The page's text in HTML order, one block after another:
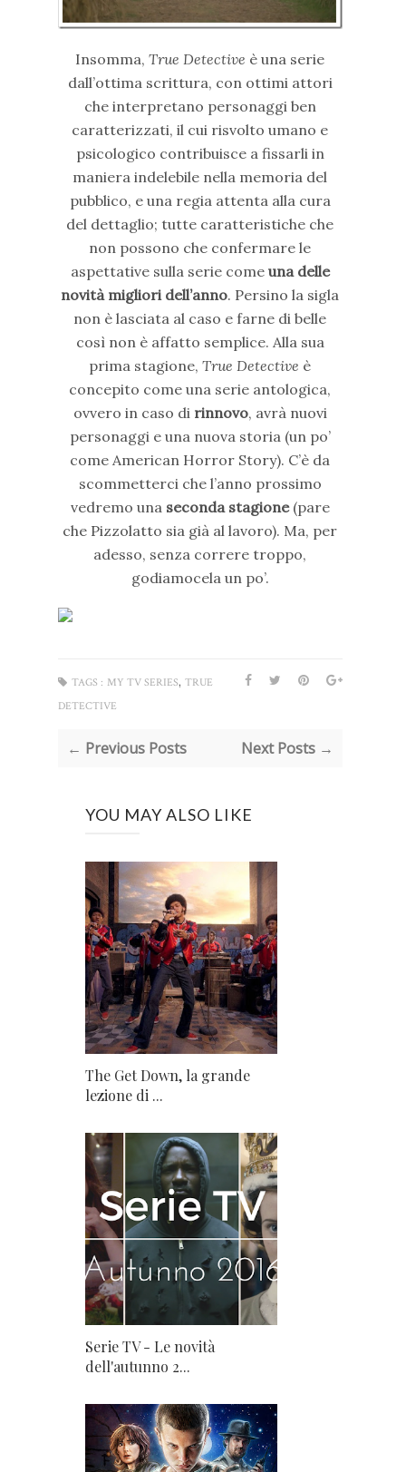
Insomma,True Detective è una serie
dall’ottima scrittura, con ottimi attori
che interpretano personaggi ben
caratterizzati, il cui risvolto umano e
psicologico contribuisce a fissarli in
maniera indelebile nella memoria del
pubblico, e una regia attenta alla cura
del dettaglio; tutte caratteristiche che
non possono che confermare le
aspettative sulla serie come una delle
novità migliori dell’anno. Persino la sigla
non è lasciata al caso e farne di belle
così non è affatto semplice. Alla sua
prima stagione,True Detective è
concepito come una serie antologica,
ovvero in caso di rinnovo, avrà nuovi
personaggi e una nuova storia (un po’
come American Horror Story). C’è da
scommetterci che l’anno prossimo
vedremo una seconda stagione(pare
che Pizzolatto sia già al lavoro). Ma, per
adesso, senza correre troppo,
godiamocela un po’.
TAGS : MY TV SERIES, TRUE
DETECTIVE
← Previous Posts Next Posts →
YOU MAY ALSO LIKE
The Get Down, la grande
lezione di ...
Serie TV - Le novità
dell'autunno 2...